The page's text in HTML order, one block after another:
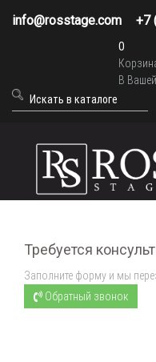
info@rosstage.com +7
0
В
Требуется
Заполните форму и мы
Обратный звонок